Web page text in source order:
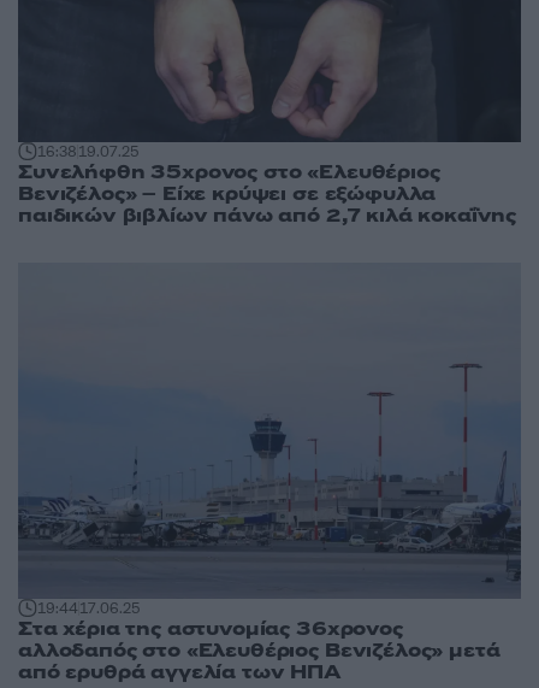
16:3819.07.25
Συνελήφθη 35χρονος στο «Ελευθέριος
Βενιζέλος» – Είχε κρύψει σε εξώφυλλα
παιδικών βιβλίων πάνω από 2,7 κιλά κοκαΐνης
19:4417.06.25
Στα χέρια της αστυνομίας 36χρονος
αλλοδαπός στο «Ελευθέριος Βενιζέλος» μετά
από ερυθρά αγγελία των ΗΠΑ